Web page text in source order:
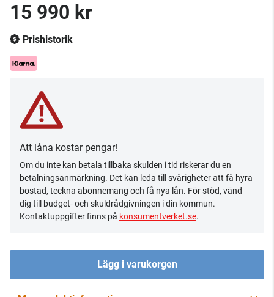
15 990 kr
Prishistorik
Att låna kostar pengar!
Om du inte kan betala tillbaka skulden i tid riskerar du en
betalningsanmärkning. Det kan leda till svårigheter att få hyra
bostad, teckna abonnemang och få nya lån. För stöd, vänd
dig till budget- och skuldrådgivningen i din kommun.
Kontaktuppgifter finns på konsumentverket.se.
Lägg i varukorgen